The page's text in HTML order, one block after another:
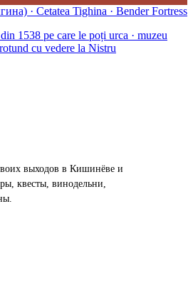
· Cetatea Tighina · Bender Fortress
1538 pe care le poți urca · muzeu
cu vedere la Nistru
выходов в Кишинёве и
квесты, винодельни,